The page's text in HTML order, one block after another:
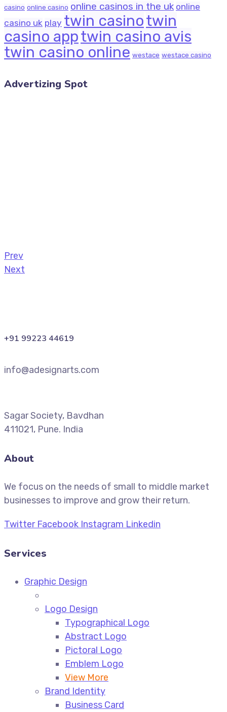
casino online casino online casinos in the uk online
casino uk play twin casinotwin
casino apptwin casino avis
twin casino online westace westace casino
Advertizing Spot
Prev
Next
+91 99223 44619
info@adesignarts.com
Sagar Society, Bavdhan
411021, Pune. India
About
We focus on the needs of small to middle market
businesses to improve and grow their return.
Twitter Facebook Instagram Linkedin
Services
Graphic Design
Logo Design
Typographical Logo
Abstract Logo
Pictoral Logo
Emblem Logo
View More
Brand Identity
Business Card